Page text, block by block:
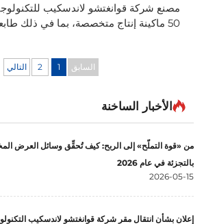
مصنع شركة قوانغتشو لاندسكيب
50 ماكينة إنتاج متخصصة، بما في ذلك
السابق التالي
الأخبار الساخنة
من «قوة التملّح» إلى الربح: كيف تُحقِّق وسائل العرض
بالتجزئة في عام 2026
2026-05-15
إعلان بشأن انتقال مقر شركة قوانغتشو لاندسكيب